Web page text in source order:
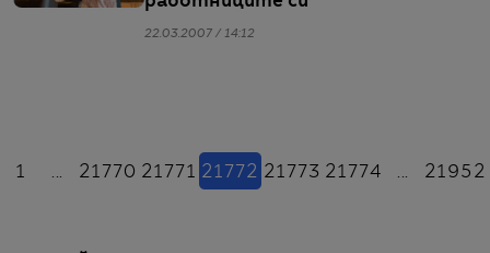
22.03.2007 / 14:12
1 ... 21770 21771 21772 (настоящ)
21773 21774 ... 21952